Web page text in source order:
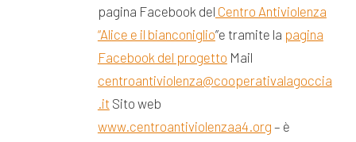
pagina Facebook del Centro Antiviolenza
“Alice e il bianconiglio”e tramite la pagina
Facebook del progetto Mail
centroantiviolenza@cooperativalagoccia
.it Sito web
www.centroantiviolenzaa4.org – è